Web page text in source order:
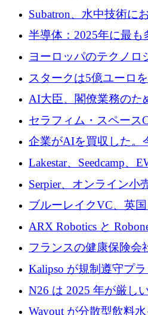
Macrodata Labs はそれ
Subatron、水中技術に
の 1 つに取り組むため
半導体：2025年に最
10社
ヨーロッパのテクノロ
ユーロの取引と Tech.eu
スタークは5億ユーロ
Funding Explorerの立
ブルクの大きな野望
AI大臣、閣僚業務のた
セラフィム・スペース
追いつきつつある」
企業がAIを買収した。
る人々が必要です
Lakestar、Seedcamp、
SE3 が自律システム用
ームを発表
Serpier、オンライン小
性向上を支援するため
ブルーレイクVC、英
導スタートアップ支援
ARX Robotics と
を設立し、無人地上車
フランスの健康保険会
ユーロの資金調達ラウ
Kalipso が規制遵守プ
るために 320 万ドルを
N26 は 2025 年が厳し
達成
Wayout が分散型飲料